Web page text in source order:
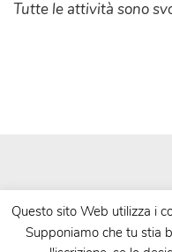
Tutte le attività sono
Questo sito Web utilizza i
Supponiamo che tu stia